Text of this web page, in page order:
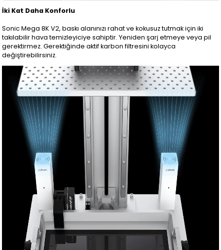
İki Kat Daha Konforlu
Sonic Mega 8K V2, baskı alanınızı rahat ve kokusuz tutmak için iki
takılabilir hava temizleyiciye sahiptir. Yeniden şarj etmeye veya pil
gerektirmez. Gerektiğinde aktif karbon filtresini kolayca
değiştirebilirsiniz.